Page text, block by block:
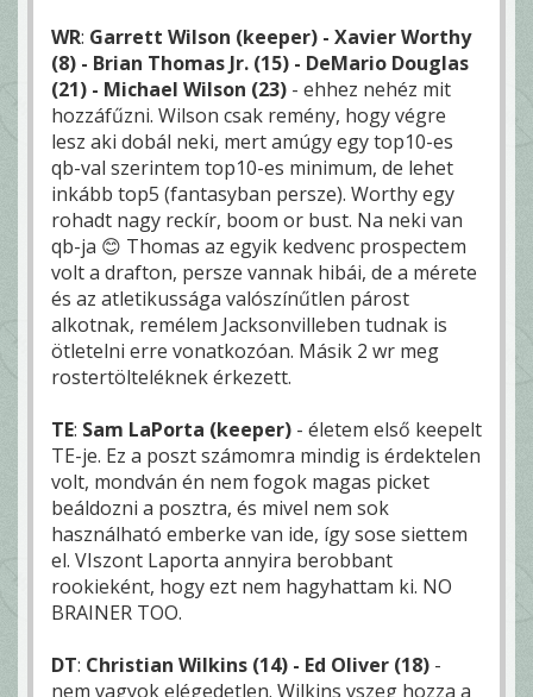
WR: Garrett Wilson (keeper) - Xavier Worthy
(8) - Brian Thomas Jr. (15) - DeMario Douglas
(21) - Michael Wilson (23) - ehhez nehéz mit
hozzáfűzni. Wilson csak remény, hogy végre
lesz aki dobál neki, mert amúgy egy top10-es
qb-val szerintem top10-es minimum, de lehet
inkább top5 (fantasyban persze). Worthy egy
rohadt nagy reckír, boom or bust. Na neki van
qb-ja 😊 Thomas az egyik kedvenc prospectem
volt a drafton, persze vannak hibái, de a mérete
és az atletikussága valószínűtlen párost
alkotnak, remélem Jacksonvilleben tudnak is
ötletelni erre vonatkozóan. Másik 2 wr meg
rostertölteléknek érkezett.
TE: Sam LaPorta (keeper) - életem első keepelt
TE-je. Ez a poszt számomra mindig is érdektelen
volt, mondván én nem fogok magas picket
beáldozni a posztra, és mivel nem sok
használható emberke van ide, így sose siettem
el. VIszont Laporta annyira berobbant
rookieként, hogy ezt nem hagyhattam ki. NO
BRAINER TOO.
DT: Christian Wilkins (14) - Ed Oliver (18) -
nem vagyok elégedetlen. Wilkins vszeg hozza a